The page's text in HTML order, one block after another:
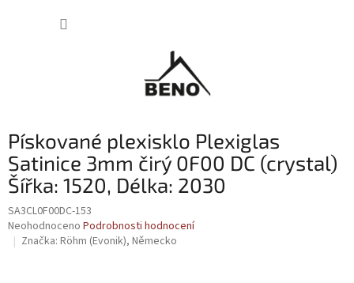
Pískované plexisklo Plexiglas
Satinice 3mm čirý 0F00 DC (crystal)
Šířka: 1520, Délka: 2030
SA3CL0F00DC-153
Průměrné
hodnocení
Neohodnoceno Podrobnosti hodnocení
Značka: Röhm (Evonik), Německo